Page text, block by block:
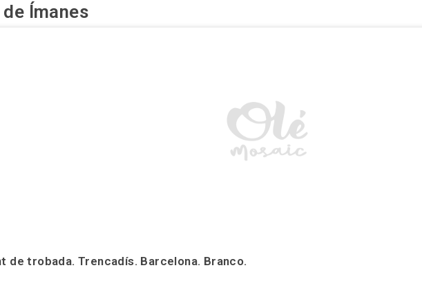
Ímanes
de trobada. Trencadís. Barcelona. Branco.